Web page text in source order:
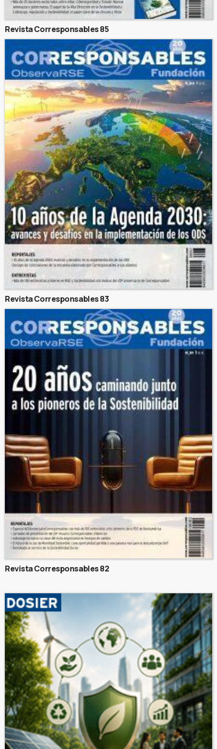
Revista Corresponsables 85
Revista Corresponsables 83
Revista Corresponsables 82